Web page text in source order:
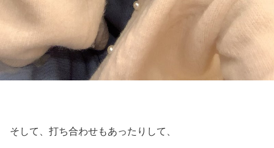
そして、打ち合わせもあったりして、